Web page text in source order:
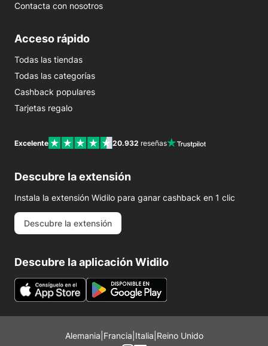
Contacta con nosotros
Acceso rápido
Todas las tiendas
Todas las categorías
Cashback populares
Tarjetas regalo
Excelente 20.932 reseñas
Descubre la extensión
Instala la extensión Widilo para ganar cashback en 1 clic
Descubre la extensión
Descubre la aplicación Widilo
Alemania Francia Italia Reino Unido